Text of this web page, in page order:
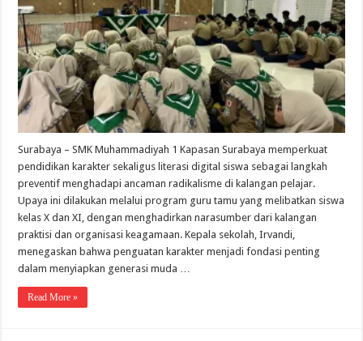
Surabaya – SMK Muhammadiyah 1 Kapasan Surabaya memperkuat
pendidikan karakter sekaligus literasi digital siswa sebagai langkah
preventif menghadapi ancaman radikalisme di kalangan pelajar.
Upaya ini dilakukan melalui program guru tamu yang melibatkan siswa
kelas X dan XI, dengan menghadirkan narasumber dari kalangan
praktisi dan organisasi keagamaan. Kepala sekolah, Irvandi,
menegaskan bahwa penguatan karakter menjadi fondasi penting
dalam menyiapkan generasi muda …
Read More »